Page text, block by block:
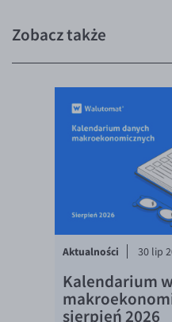
EUR/USD
EUR/CZK
EUR/BGN
EUR/CAD
EUR/CNY
Zobacz także
Aktualności 30 lip
Kalendarium
sierpień 2026